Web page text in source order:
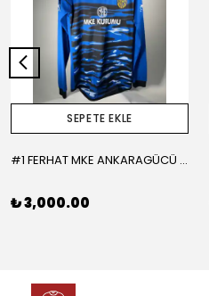
SEPETE EKLE
#1 FERHAT MKE ANKARAGÜCÜ 2015-2016 KALECİ - LARGE
₺ 3,000.00